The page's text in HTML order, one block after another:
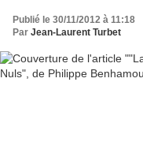
Publié le 30/11/2012 à 11:18
Par Jean-Laurent Turbet